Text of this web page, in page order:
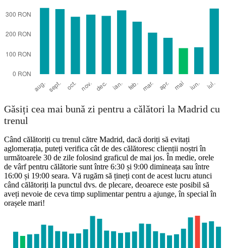
Madrid
Găsiți cea mai bună zi pentru a călători la Madrid cu
trenul
Când călătoriți cu trenul către Madrid, dacă doriți să evitați
aglomerația, puteți verifica cât de des călătoresc clienții noștri în
următoarele 30 de zile folosind graficul de mai jos. În medie, orele
de vârf pentru călătorie sunt între 6:30 și 9:00 dimineața sau între
16:00 și 19:00 seara. Vă rugăm să țineți cont de acest lucru atunci
când călătoriți la punctul dvs. de plecare, deoarece este posibil să
aveți nevoie de ceva timp suplimentar pentru a ajunge, în special în
orașele mari!